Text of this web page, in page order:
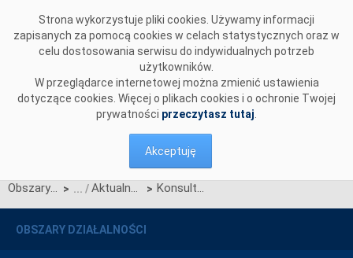
Strona wykorzystuje pliki cookies. Używamy informacji
zapisanych za pomocą cookies w celach statystycznych oraz w
celu dostosowania serwisu do indywidualnych potrzeb
użytkowników.
W przeglądarce internetowej można zmienić ustawienia
dotyczące cookies. Więcej o plikach cookies i o ochronie Twojej
prywatności przeczytasz tutaj
Akceptuję
Obszary działalności > Aktualności Rynku Mocy > Konsultacje projektu Karty aktualizacji nr RRM/Z/1/2020 Regulaminu rynku mocy
OBSZARY DZIAŁALNOŚCI